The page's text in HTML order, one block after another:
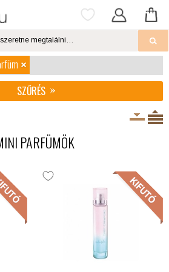
SZŰRÉS
PARFÜMÖK